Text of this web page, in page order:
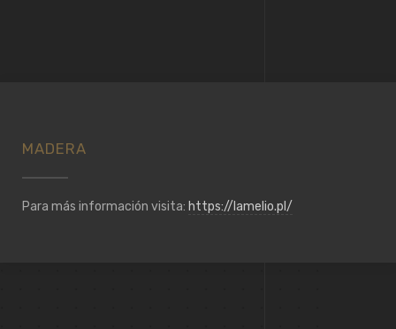
MADERA
Para más información visita: https://lamelio.pl/